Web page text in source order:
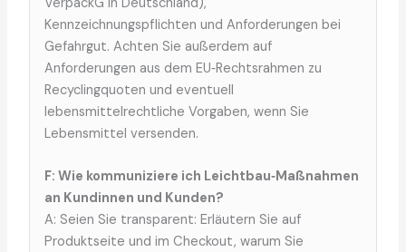
Kennzeichnungspflichten und Anforderungen bei
Gefahrgut. Achten Sie außerdem auf
Anforderungen aus dem EU‑Rechtsrahmen zu
Recyclingquoten und eventuell
lebensmittelrechtliche Vorgaben, wenn Sie
Lebensmittel versenden.
F: Wie kommuniziere ich Leichtbau‑Maßnahmen
an Kundinnen und Kunden?
A: Seien Sie transparent: Erläutern Sie auf
Produktseite und im Checkout, warum Sie